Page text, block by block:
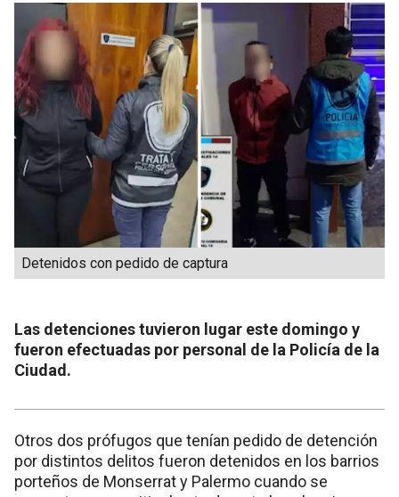
Detenidos con pedido de captura
Las detenciones tuvieron lugar este domingo y
fueron efectuadas por personal de la Policía de la
Ciudad.
Otros dos prófugos que tenían pedido de detención
por distintos delitos fueron detenidos en los barrios
porteños de Monserrat y Palermo cuando se